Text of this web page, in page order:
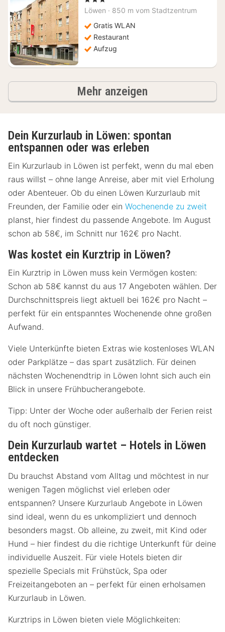
ab
Löwen · 850 m vom Stadtzentrum
Gratis WLAN
Restaurant
Aufzug
Mehr anzeigen
Dein Kurzurlaub in Löwen: spontan
entspannen oder was erleben
Ein Kurzurlaub in Löwen ist perfekt, wenn du mal eben
raus willst – ohne lange Anreise, aber mit viel Erholung
oder Abenteuer. Ob du einen Löwen Kurzurlaub mit
Freunden, der Familie oder ein Wochenende zu zweit
planst, hier findest du passende Angebote. Im August
schon ab 58€, im Schnitt nur 162€ pro Nacht.
Was kostet ein Kurztrip in Löwen?
Ein Kurztrip in Löwen muss kein Vermögen kosten:
Schon ab 58€ kannst du aus 17 Angeboten wählen. Der
Durchschnittspreis liegt aktuell bei 162€ pro Nacht –
perfekt für ein entspanntes Wochenende ohne großen
Aufwand.
Viele Unterkünfte bieten Extras wie kostenloses WLAN
oder Parkplätze – das spart zusätzlich. Für deinen
nächsten Wochenendtrip in Löwen lohnt sich auch ein
Blick in unsere Frühbucherangebote.
Tipp: Unter der Woche oder außerhalb der Ferien reist
du oft noch günstiger.
Dein Kurzurlaub wartet – Hotels in Löwen
entdecken
Du brauchst Abstand vom Alltag und möchtest in nur
wenigen Tagen möglichst viel erleben oder
entspannen? Unsere Kurzurlaub Angebote in Löwen
sind ideal, wenn du es unkompliziert und dennoch
besonders magst. Ob alleine, zu zweit, mit Kind oder
Hund – hier findest du die richtige Unterkunft für deine
individuelle Auszeit. Für viele Hotels bieten dir
spezielle Specials mit Frühstück, Spa oder
Freizeitangeboten an – perfekt für einen erholsamen
Kurzurlaub in Löwen.
Kurztrips in Löwen bieten viele Möglichkeiten: